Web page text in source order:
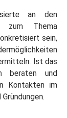
an den
zum Thema
sein,
Ist das
beraten und
Kontakten im